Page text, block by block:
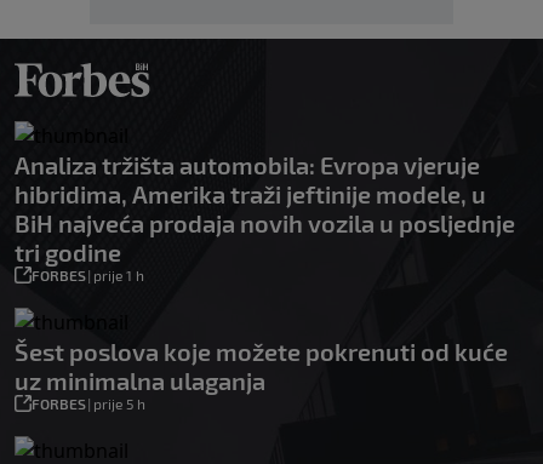
Analiza tržišta automobila: Evropa vjeruje
hibridima, Amerika traži jeftinije modele, u
BiH najveća prodaja novih vozila u posljednje
tri godine
FORBES| prije 1 h
Šest poslova koje možete pokrenuti od kuće
uz minimalna ulaganja
FORBES| prije 5 h